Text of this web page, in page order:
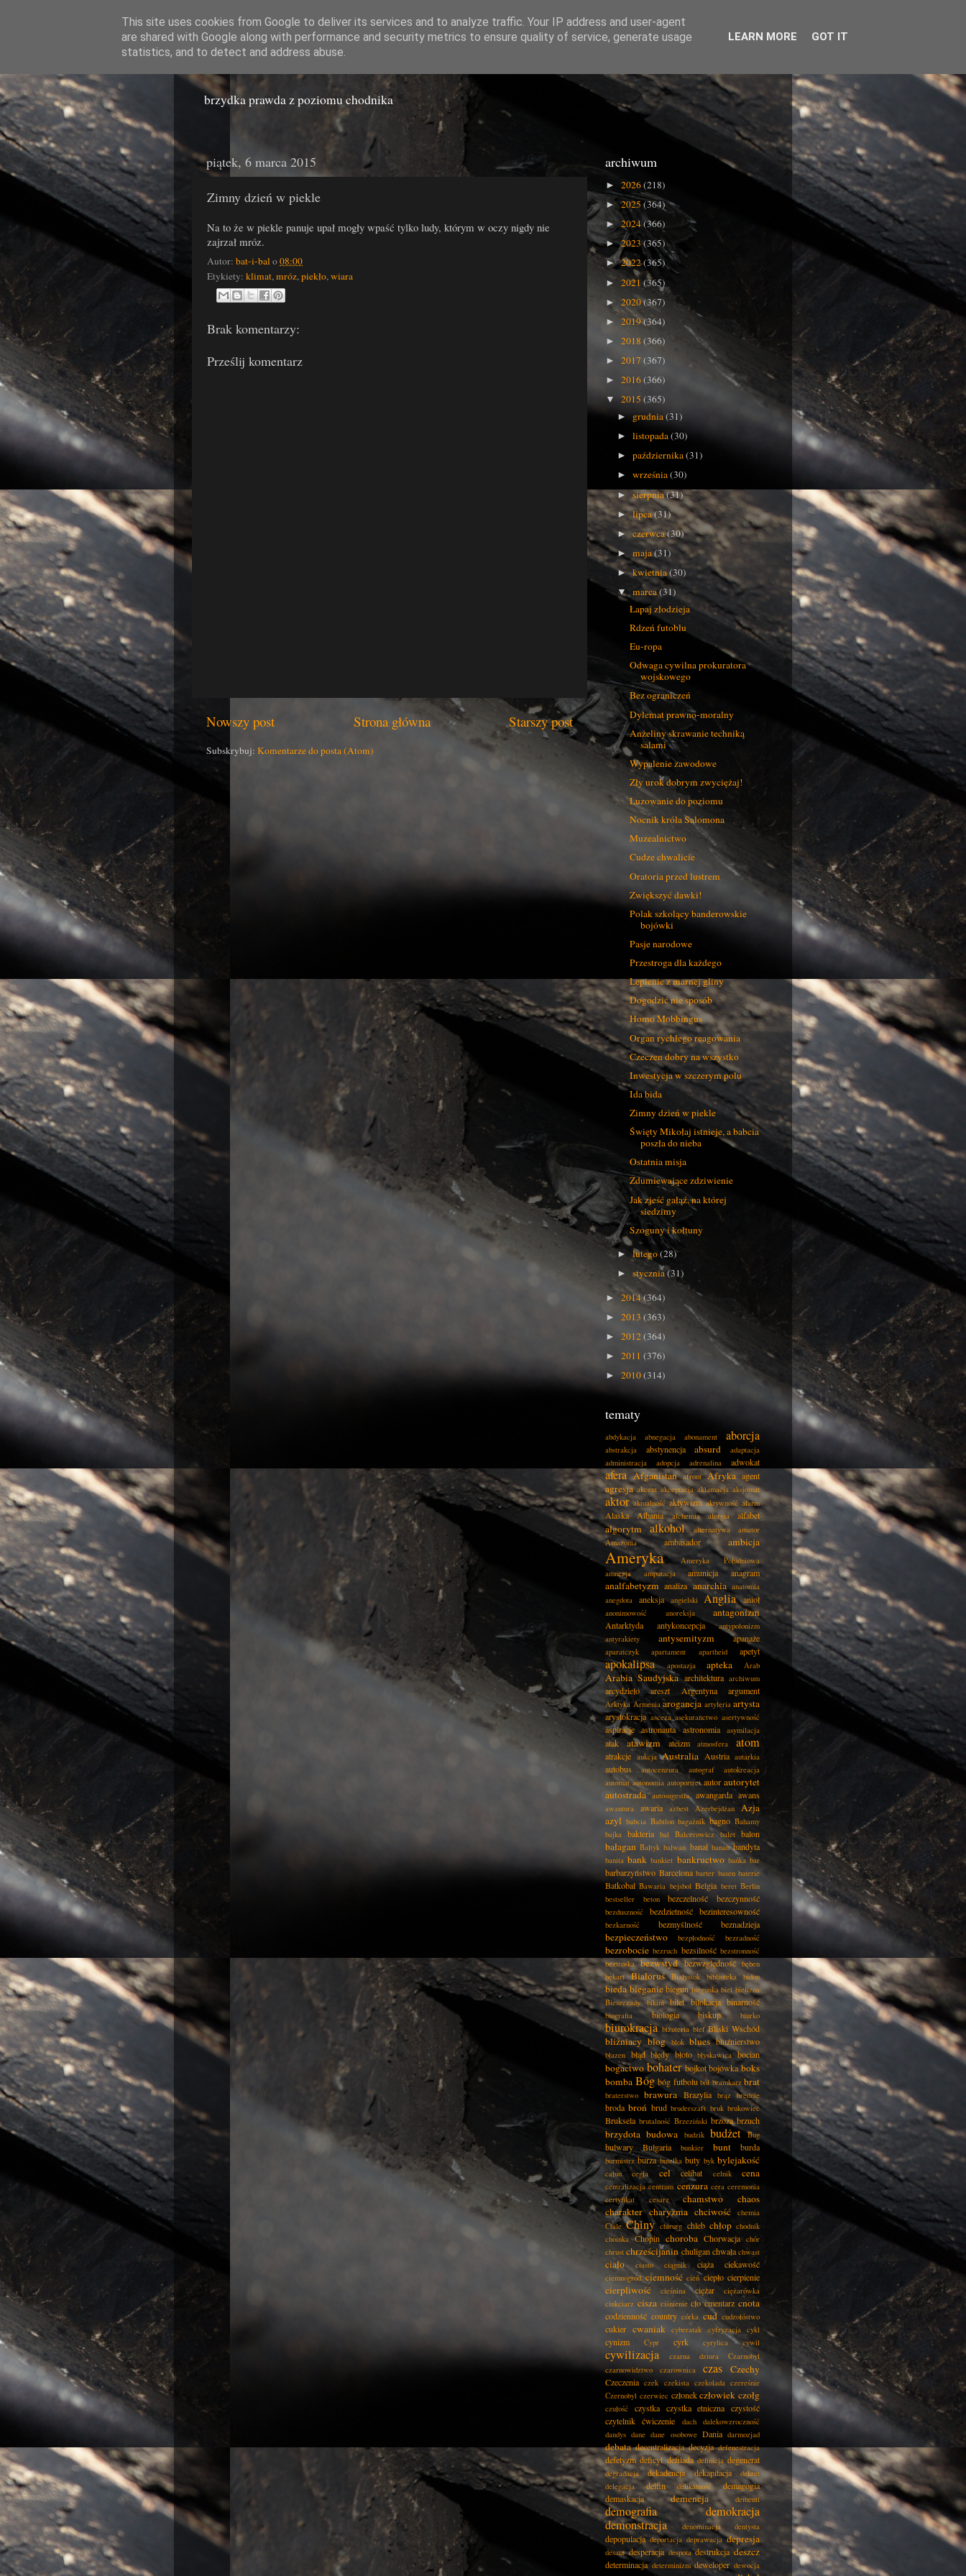
Miasto Gówna
brzydka prawda z poziomu chodnika
piątek, 6 marca 2015
Zimny dzień w piekle
Na to że w piekle panuje upał mogły wpaść tylko ludy, którym w oczy nigdy nie
zajrzał mróz.
Autor: bat-i-bal o08:00
Etykiety: klimat, mróz, piekło, wiara
Brak komentarzy:
Prześlij komentarz
Nowszy post Starszy post
Strona główna
Subskrybuj: Komentarze do posta (Atom)
archiwum
► 2026(218)
►2025(364)
► 2024(366)
►2023(365)
►2022(365)
► 2021(365)
► 2020(367)
► 2019(364)
► 2018 (366)
► 2017 (367)
► 2016(366)
▼ 2015 (365)
► grudnia(31)
►listopada(30)
►października(31)
►września(30)
►sierpnia(31)
►lipca(31)
►czerwca(30)
►maja(31)
►kwietnia(30)
▼marca(31)
Łapaj złodzieja
Rdzeń futoblu
Eu-ropa
Odwaga cywilna prokuratora
wojskowego
Bez ograniczeń
Dylemat prawno-moralny
Anżeliny skrawanie techniką
salami
Wypalenie zawodowe
Zły urok dobrym zwyciężaj!
Luzowanie do poziomu
Nocnik króla Salomona
Muzealnictwo
Cudze chwalicie
Oratoria przed lustrem
Zwiększyć dawki!
Polak szkolący banderowskie
bojówki
Pasje narodowe
Przestroga dla każdego
Lepienie z marnej gliny
Dogodzić nie sposób
Homo Mobbingus
Organ rychłego reagowania
Czeczen dobry na wszystko
Inwestycja w szczerym polu
Ida bida
Zimny dzień w piekle
Święty Mikołaj istnieje, a babcia
poszła do nieba
Ostatnia misja
Zdumiewające zdziwienie
Jak zjeść gałąź, na której
siedzimy
Szoguny i kołtuny
►lutego(28)
►stycznia(31)
► 2014(364)
► 2013 (363)
► 2012(364)
► 2011 (376)
► 2010(314)
tematy
abdykacja abnegacja abonament aborcja
abstrakcja abstynencja absurd
adaptacja
administracja
adopcja adrenalina adwokat
afera Afganistan afront Afryka agent
agresja akcent akceptacja aklamacja aksjomat
aktor aktualność aktywizm aktywność alarm
Alaska Albania alchemia alergia alfabet
algorytm alkohol alternatywa
amator
Amazonia
ambasador ambicja
Ameryka
Ameryka Południowa
amnezja
amputacja amunicja anagram
analfabetyzm analiza anarchia anatomia
anegdota
aneksja angielski Anglia anioł
anonimowość anoreksja antagonizm
Antarktyda antykoncepcja
antypolonizm
antyrakiety
antysemityzm apanaże
aparatczyk apartament apartheid apetyt
apokalipsa apostazja apteka Arab
Arabia Saudyjska architektura archiwum
arcydzieło areszt Argentyna argument
Arktyka Armenia arogancja artyleria artysta
arystokracja asceza asekuranctwo asertywność
aspiracje astronauta astronomia asymilacja
atak atawizm ateizm atmosfera atom
atrakcje aukcja Australia Austria autarkia
autobus autocenzura autograf
autokreacja
automat autonomia autoportret autor autorytet
autostrada autosugestia awangarda awans
awantura awaria azbest Azerbejdżan
Azja
azyl babcia Babilon bagażnik bagno Bahamy
bajka bakteria bal Balcerowicz balet balon
bałagan Bałtyk bałwan banał banan bandyta
banita bank bankiet bankructwo bańka bar
barbarzyństwo Barcelona barter basen baterie
Batkobal Bawaria bejsbol Belgia beret Berlin
bestseller
beton bezczelność bezczynność
bezduszność bezdzietność bezinteresowność
bezkarność bezmyślność beznadzieja
bezpieczeństwo bezpłodność bezradność
bezrobocie bezruch bezsilność bezstronność
beztroska bezwstyd bezwzględność bęben
bękart
Białoruś Białystok biblioteka bidon
bieda bieganie biegun biegunka biel bielizna
Bieszczady
bikini bilet bilokacja binarność
biografia biologia biskup biurko
biurokracja biżuteria blef Bliski Wschód
bliźniacy blog blok blues bluźnierstwo
błazen błąd błędy błoto błyskawica bocian
bogactwo bohater bojkot bojówka boks
bomba Bóg bóg futbolu ból bramkarz brat
braterstwo brawura Brazylia brąz brednie
broda broń brud bruderszaft bruk brukowiec
Bruksela brutalność Brzeziński brzoza brzuch
brzydota budowa budzik budżet Bug
bulwary Bułgaria bunkier bunt burda
burmistrz burza butelka buty byk bylejakość
całun cegła cel celibat celnik cena
centralizacja centrum cenzura cera ceremonia
certyfikat
cesarz chamstwo
chaos
charakter charyzma chciwość
chemia
Chile Chiny chirurg chleb chłop chodnik
choinka Chopin choroba Chorwacja chór
chrust chrześcijanin chuligan chwała chwast
ciało ciasto ciągnik ciąża ciekawość
ciemnogród ciemność cień ciepło cierpienie
cierpliwość cieśnina ciężar
ciężarówka
cinkciarz cisza ciśnienie cło cmentarz cnota
codzienność country córka cud cudzołóstwo
cukier cwaniak cyberatak cyfryzacja cykl
cynizm Cypr cyrk cyrylica cywil
cywilizacja czarna dziura
Czarnobyl
czarnowidztwo
czarownica czas Czechy
Czeczenia czek czekista czekolada czereśnie
Czernobyl czerwiec członek człowiek czołg
czułość czystka czystka etniczna czystość
czytelnik ćwiczenie dach
dalekowzroczność
dandys dane dane osobowe Dania darmozjad
debata decentralizacja decyzja defenestracja
defetyzm deficyt defilada definicja degenerat
degradacja dekadencja dekapitacja
dekret
delegacja
delfin delikatność
demagogia
demaskacja
demencja dementi
demografia
demokracja
demonstracja
denominacja dentysta
depopulacja deportacja deprawacja depresja
desant desperacja despota destrukcja deszcz
determinacja determinizm deweloper dewocja
This site uses cookies from Google to deliver its services and to analyze traffic. Your IP address and user-agent
are shared with Google along with performance and security metrics to ensure quality of service, generate usage
statistics, and to detect and address abuse.
LEARN MORE GOT IT